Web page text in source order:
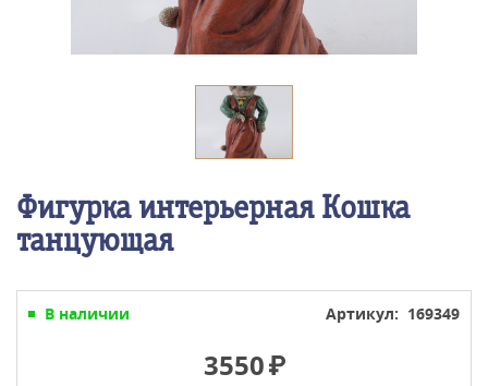
Фигурка интерьерная Кошка
танцующая
В наличии Артикул: 169349
3550